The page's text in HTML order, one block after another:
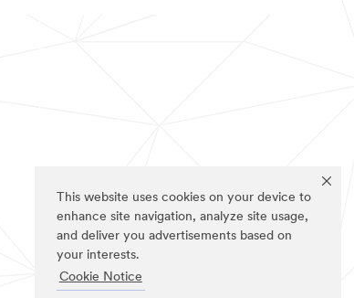
This website uses cookies on your device to
enhance site navigation, analyze site usage,
and deliver you advertisements based on
your interests.
Cookie Notice